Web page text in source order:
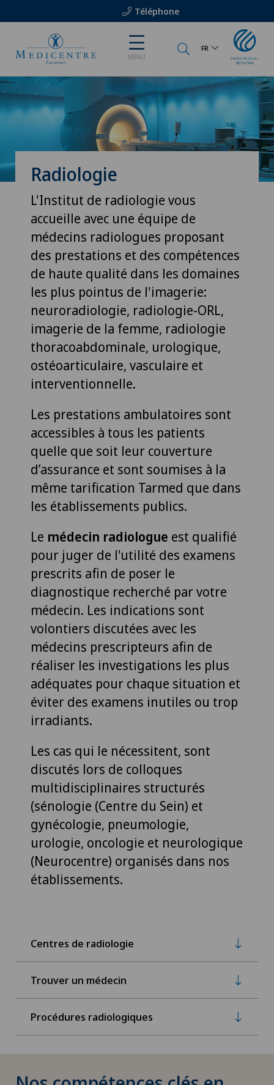
Téléphone
MENU
FR
Radiologie
L'Institut de radiologie vous
accueille avec une équipe de
médecins radiologues proposant
des prestations et des compétences
de haute qualité dans les domaines
les plus pointus de l'imagerie:
neuroradiologie, radiologie-ORL,
imagerie de la femme, radiologie
thoracoabdominale, urologique,
ostéoarticulaire, vasculaire et
interventionnelle.
Les prestations ambulatoires sont
accessibles à tous les patients
quelle que soit leur couverture
d’assurance et sont soumises à la
même tarification Tarmed que dans
les établissements publics.
Le médecin radiologue est qualifié
pour juger de l'utilité des examens
prescrits afin de poser le
diagnostique recherché par votre
médecin. Les indications sont
volontiers discutées avec les
médecins prescripteurs afin de
réaliser les investigations les plus
adéquates pour chaque situation et
éviter des examens inutiles ou trop
irradiants.
Les cas qui le nécessitent, sont
discutés lors de colloques
multidisciplinaires structurés
(sénologie (Centre du Sein) et
gynécologie, pneumologie,
urologie, oncologie et neurologique
(Neurocentre) organisés dans nos
établissements.
Centres de radiologie
Trouver un médecin
Procédures radiologiques